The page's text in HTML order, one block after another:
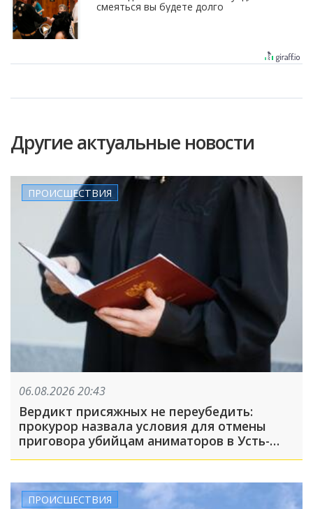
смеяться вы будете долго
Другие актуальные новости
ПРОИСШЕСТВИЯ
06.08.2026 20:43
Вердикт присяжных не переубедить:
прокурор назвала условия для отмены
приговора убийцам аниматоров в Усть-
Лабинске
ПРОИСШЕСТВИЯ